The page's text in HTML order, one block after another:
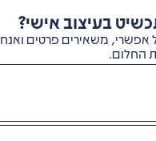
בעיצוב אישי?
אפשרי, משאירים פרטים
החלום.